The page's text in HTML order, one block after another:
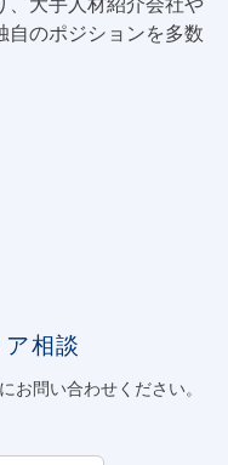
自のポジションを多数
ア相談
お問い合わせください。